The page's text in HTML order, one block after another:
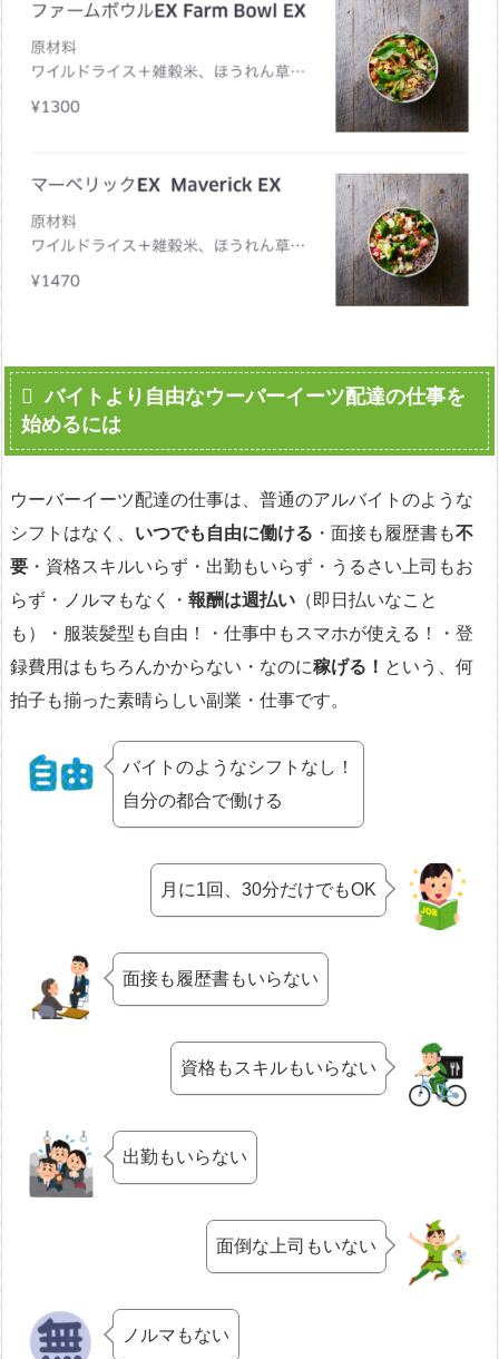
バイトより自由なウーバーイーツ配達の仕事を
始めるには
ウーバーイーツ配達の仕事は、普通のアルバイトのような
シフトはなく、 いつでも自由に働ける ・面接も履歴書も不
要 ・資格スキルいらず・出勤もいらず・うるさい上司もお
らず・ノルマもなく・ 報酬は週払い （即日払いなこと
も）・服装髪型も自由！・仕事中もスマホが使える！・登
録費用はもちろんかからない・なのに稼げる！ という、何
拍子も揃った素晴らしい副業・仕事です。
バイトのようなシフトなし！
自分の都合で働ける
月に1回、30分だけでもOK
面接も履歴書もいらない
資格もスキルもいらない
出勤もいらない
面倒な上司もいない
ノルマもない